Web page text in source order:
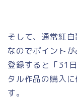
そして、通常紅
なのでポイント
登録すると「31
タル作品の購入
す。